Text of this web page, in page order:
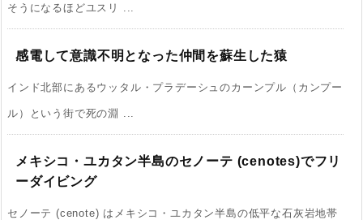
そうになるほどユスリ ...
感電して意識不明となった仲間を蘇生した猿
インド北部にあるウッタル・プラデーシュのカーンプル（カンプー
ル）という街で死の淵 ...
メキシコ・ユカタン半島のセノーテ (cenotes)でフリ
ーダイビング
セノーテ (cenote) はメキシコ・ユカタン半島の低平な石灰岩地帯